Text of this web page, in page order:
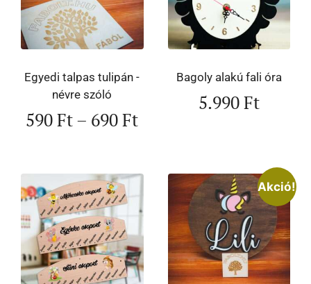
Egyedi talpas tulipán -
névre szóló
590Ft– 690Ft
Bagoly alakú fali óra
5.990Ft
Akció!